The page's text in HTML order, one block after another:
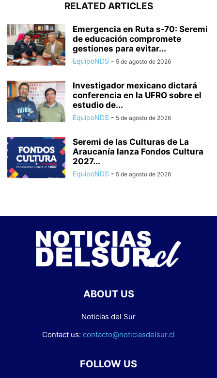
RELATED ARTICLES
Emergencia en Ruta s-70: Seremi
de educación compromete
gestiones para evitar...
EquipoNDS - 5 de agosto de 2026
Investigador mexicano dictará
conferencia en la UFRO sobre el
estudio de...
EquipoNDS - 5 de agosto de 2026
Seremi de las Culturas de La
Araucanía lanza Fondos Cultura
2027...
EquipoNDS - 5 de agosto de 2026
ABOUT US
Noticias del Sur
Contact us: contacto@noticiasdelsur.cl
FOLLOW US